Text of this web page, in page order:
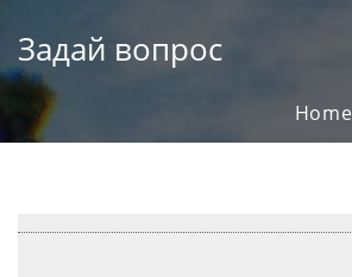
Задай вопрос
Home